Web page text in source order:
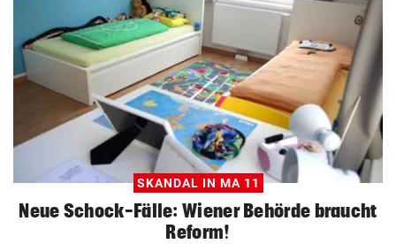
SKANDAL IN MA 11
Neue Schock-Fälle: Wiener Behörde braucht
Reform!